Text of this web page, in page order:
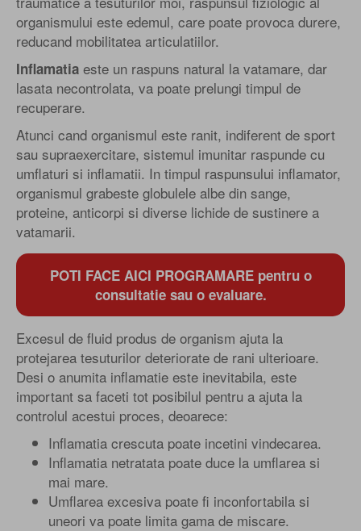
organismului este edemul, care poate provoca durere,
reducand mobilitatea articulatiilor.
Inflamatia este un raspuns natural la vatamare, dar
lasata necontrolata, va poate prelungi timpul de
recuperare.
Atunci cand organismul este ranit, indiferent de sport
sau supraexercitare, sistemul imunitar raspunde cu
umflaturi si inflamatii. In timpul raspunsului inflamator,
organismul grabeste globulele albe din sange,
proteine, anticorpi si diverse lichide de sustinere a
vatamarii.
POTI FACE AICI PROGRAMARE pentru o
consultatie sau o evaluare.
Excesul de fluid produs de organism ajuta la
protejarea tesuturilor deteriorate de rani ulterioare.
Desi o anumita inflamatie este inevitabila, este
important sa faceti tot posibilul pentru a ajuta la
controlul acestui proces, deoarece:
Inflamatia crescuta poate incetini vindecarea.
Inflamatia netratata poate duce la umflarea si
mai mare.
Umflarea excesiva poate fi inconfortabila si
uneori va poate limita gama de miscare.